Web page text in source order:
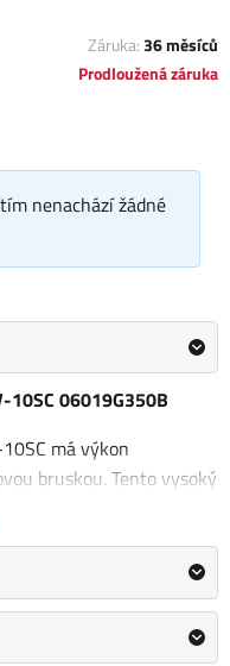
Záruka:36 měsíců
Prodloužená záruka
nenachází žádné
10SC 06019G350B
má výkon
bruskou. Tento vysoký
a praktických
uživatele a pohodlí